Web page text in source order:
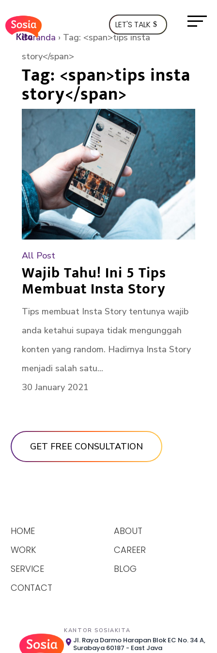
LET'S TALK
Beranda › Tag: <span>tips insta
story</span>
Tag: <span>tips insta
story</span>
All Post
Wajib Tahu! Ini 5 Tips
Membuat Insta Story
Tips membuat Insta Story tentunya wajib
anda ketahui supaya tidak mengunggah
konten yang random. Hadirnya Insta Story
menjadi salah satu...
30 January 2021
HOME
WORK
SERVICE
CONTACT
ABOUT
CAREER
BLOG
KANTOR SOSIAKITA
Jl. Raya Darmo Harapan Blok EC No. 34 A,
Surabaya 60187 - East Java